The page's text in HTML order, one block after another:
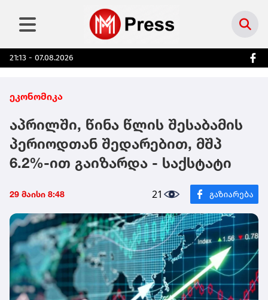
21:13 - 07.08.2026
ეკონომიკა
აპრილში, წინა წლის შესაბამის
პერიოდთან შედარებით, მშპ
6.2%-ით გაიზარდა - საქსტატი
29 მაისი 8:48 21